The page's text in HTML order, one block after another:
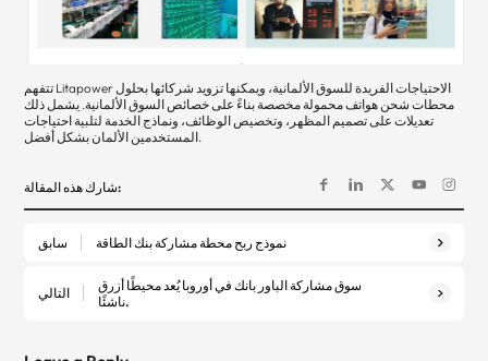
تتفهم Litapower الاحتياجات الفريدة للسوق الألمانية، ويمكنها تزويد شركائها بحلول
محطات شحن هواتف محمولة مخصصة بناءً على خصائص السوق الألمانية. يشمل ذلك
تعديلات على تصميم المظهر، وتخصيص الوظائف، ونماذج الخدمة لتلبية احتياجات
المستخدمين الألمان بشكل أفضل.
شارك هذه المقالة:
سابق نموذج ربح محطة مشاركة بنك الطاقة
التالي
سوق مشاركة الباور بانك في أوروبا يُعد محيطًا أزرق
ناشئًا.